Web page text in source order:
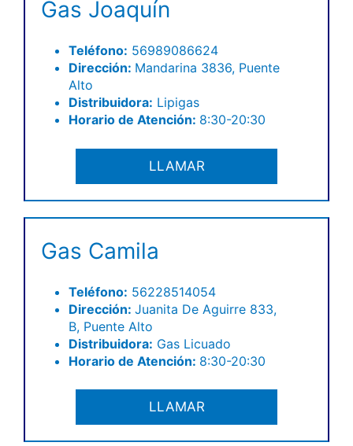
Gas Joaquín
Teléfono: 56989086624
Dirección: Mandarina 3836, Puente
Alto
Distribuidora: Lipigas
Horario de Atención: 8:30-20:30
LLAMAR
Gas Camila
Teléfono: 56228514054
Dirección: Juanita De Aguirre 833,
B, Puente Alto
Distribuidora: Gas Licuado
Horario de Atención: 8:30-20:30
LLAMAR